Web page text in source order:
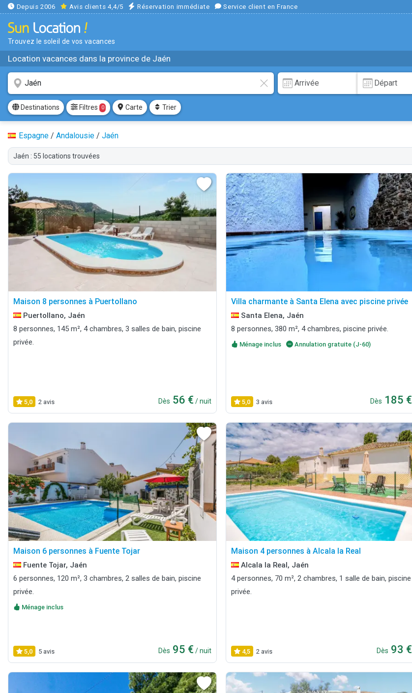
Depuis 2006 Avis clients 4,4/5 Réservation immédiate Service client en France
Trouvez le soleil de vos vacances
Location vacances dans la province de Jaén
Destinations Filtres 0 Carte Trier
Espagne / Andalousie / Jaén
Jaén : 55 locations trouvées
Maison 8 personnes à Puertollano
Puertollano, Jaén
8 personnes, 145 m², 4 chambres, 3 salles de bain, piscine
privée.
5,0 2 avis Dès 56 € / nuit
Villa charmante à Santa Elena avec piscine privée
Santa Elena, Jaén
8 personnes, 380 m², 4 chambres, piscine privée.
Ménage inclus Annulation gratuite (J-60)
5,0 3 avis Dès 185 €
Maison 6 personnes à Fuente Tojar
Fuente Tojar, Jaén
6 personnes, 120 m², 3 chambres, 2 salles de bain, piscine
privée.
Ménage inclus
5,0 5 avis Dès 95 € / nuit
Maison 4 personnes à Alcala la Real
Alcala la Real, Jaén
4 personnes, 70 m², 2 chambres, 1 salle de bain, piscine
privée.
4,5 2 avis Dès 93 €